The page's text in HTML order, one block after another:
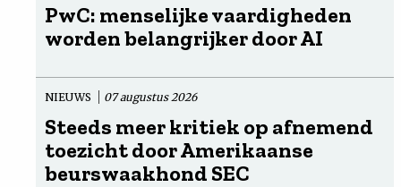
PwC: menselijke vaardigheden
worden belangrijker door AI
NIEUWS 07 augustus 2026
Steeds meer kritiek op afnemend
toezicht door Amerikaanse
beurswaakhond SEC